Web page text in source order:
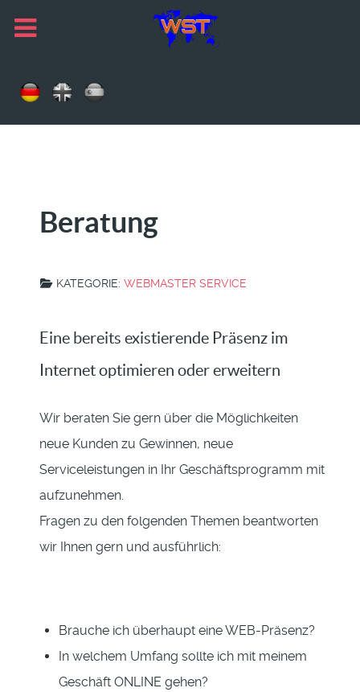
Beratung
KATEGORIE: WEBMASTER SERVICE
Eine bereits existierende Präsenz im
Internet optimieren oder erweitern
Wir beraten Sie gern über die Möglichkeiten
neue Kunden zu Gewinnen, neue
Serviceleistungen in Ihr Geschäftsprogramm mit
aufzunehmen.
Fragen zu den folgenden Themen beantworten
wir Ihnen gern und ausführlich:
Brauche ich überhaupt eine WEB-Präsenz?
In welchem Umfang sollte ich mit meinem
Geschäft ONLINE gehen?